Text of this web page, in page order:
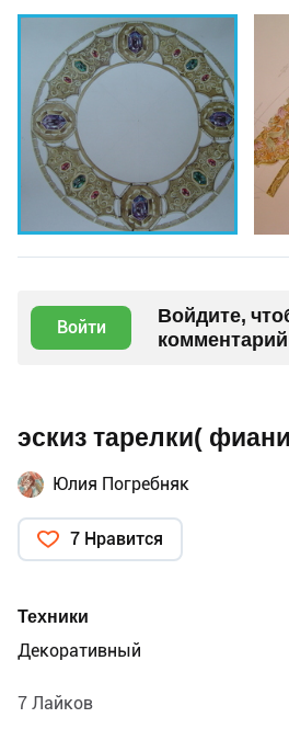
Войти
Войдите,
комментарий
эскиз тарелки(
Юлия Погребняк
7 Нравится
Техники
Декоративный
7 Лайков